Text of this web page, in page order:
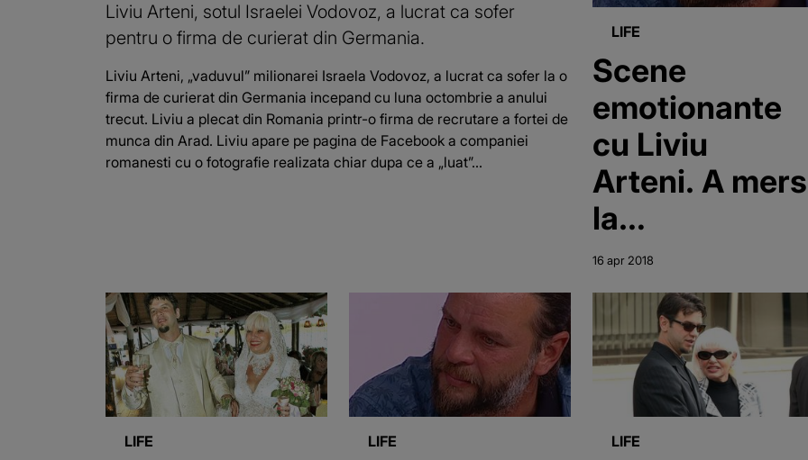
Liviu Arteni, sotul Israelei Vodovoz, a lucrat ca sofer
pentru o firma de curierat din Germania.
Liviu Arteni, „vaduvul” milionarei Israela Vodovoz, a lucrat ca sofer la o
firma de curierat din Germania incepand cu luna octombrie a anului
trecut. Liviu a plecat din Romania printr-o firma de recrutare a fortei de
munca din Arad. Liviu apare pe pagina de Facebook a companiei
romanesti cu o fotografie realizata chiar dupa ce a „luat”...
LIFE
Scene
emotionante
cu Liviu
Arteni. A mers
la
apartamentul
Israelei si ce a
facut la usa
este
tulburator
16 apr 2018
LIFE LIFE LIFE